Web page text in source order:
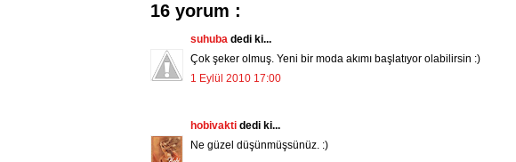
16 yorum :
suhuba dedi ki...
Çok şeker olmuş. Yeni bir moda akımı başlatıyor olabilirsin :)
1 Eylül 2010 17:00
hobivakti dedi ki...
Ne güzel düşünmüşsünüz. :)